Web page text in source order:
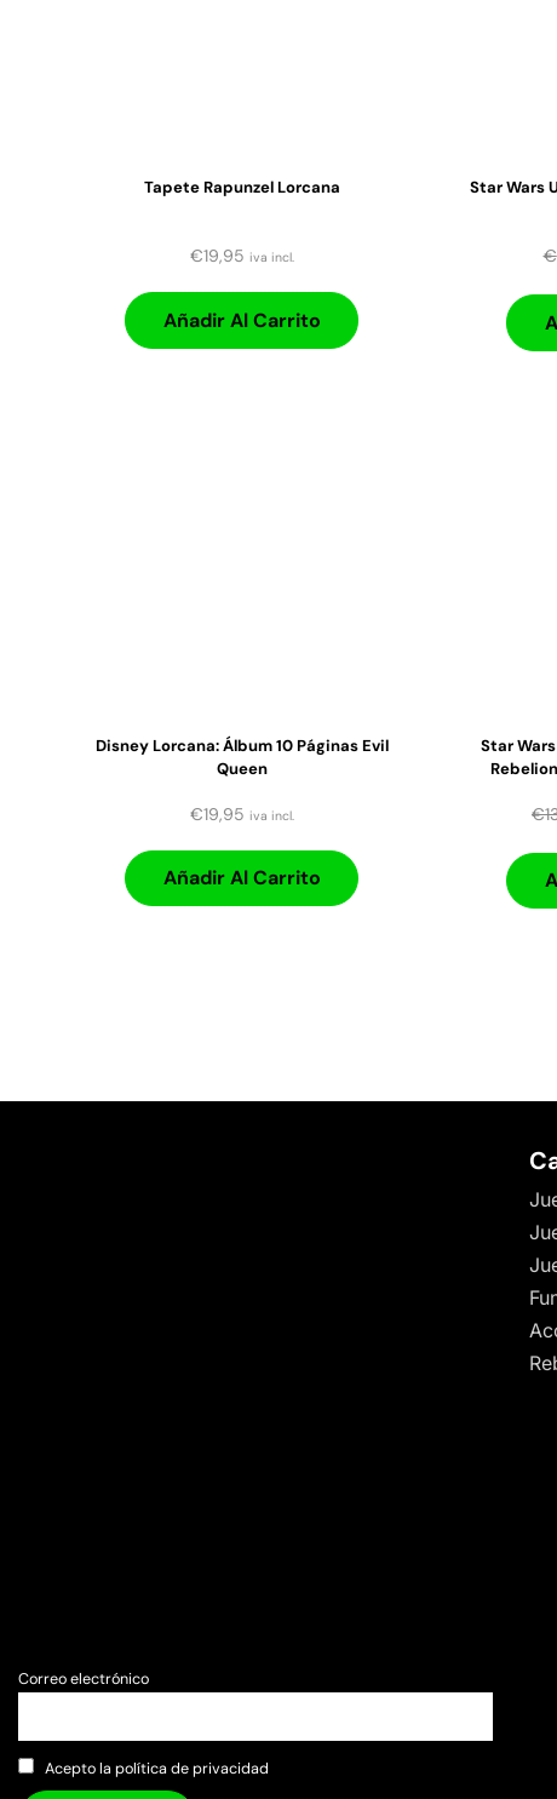
Tapete Rapunzel Lorcana
€19,95 iva incl.
Añadir Al Carrito
Star Wars
€
Disney Lorcana: Álbum 10 Páginas Evil
Queen
€19,95 iva incl.
Añadir Al Carrito
Star
€
Correo electrónico
Acepto la política de privacidad